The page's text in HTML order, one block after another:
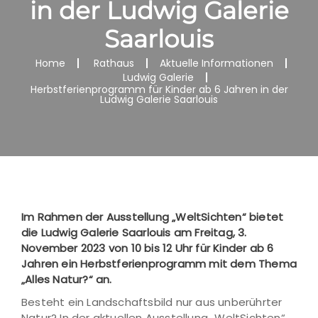
in der Ludwig Galerie
Saarlouis
Home Rathaus
Aktuelle Informationen
Ludwig Galerie
Herbstferienprogramm für Kinder ab 6 Jahren in der
Ludwig Galerie Saarlouis
Im Rahmen der Ausstellung „WeltSichten“ bietet
die Ludwig Galerie Saarlouis am Freitag, 3.
November 2023 von 10 bis 12 Uhr für Kinder ab 6
Jahren ein Herbstferienprogramm mit dem Thema
„Alles Natur?“ an.
Besteht ein Landschaftsbild nur aus unberührter